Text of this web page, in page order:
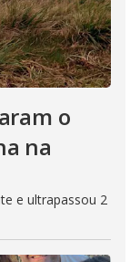
o
na
e ultrapassou 2